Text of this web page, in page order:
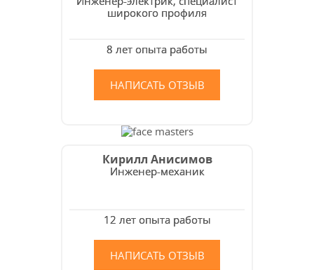
широкого профиля
8 лет опыта работы
НАПИСАТЬ ОТЗЫВ
Кирилл Анисимов
Инженер-механик
12 лет опыта работы
НАПИСАТЬ ОТЗЫВ